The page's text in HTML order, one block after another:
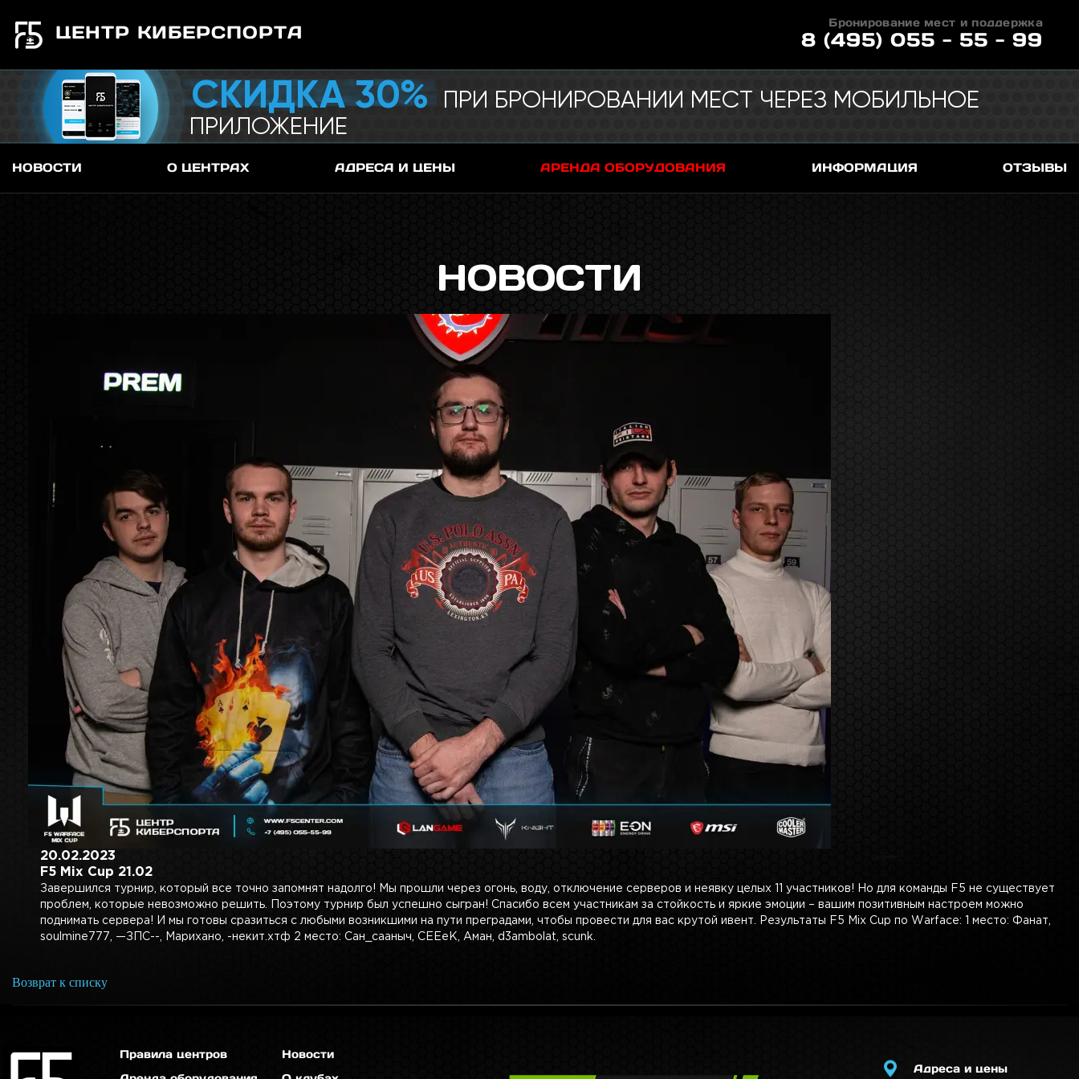
ЦЕНТР КИБЕРСПОРТА Бронирование мест и поддержка
8 (495) 055 - 55 - 99
СКИДКА 30% ПРИ БРОНИРОВАНИИ МЕСТ ЧЕРЕЗ МОБИЛЬНОЕ
ПРИЛОЖЕНИЕ
НОВОСТИ О ЦЕНТРАХ АДРЕСА И ЦЕНЫ АРЕНДА ОБОРУДОВАНИЯ ИНФОРМАЦИЯ ОТЗЫВЫ
НОВОСТИ
20.02.2023
F5 Mix Cup 21.02
Завершился турнир, который все точно запомнят надолго! Мы прошли через огонь, воду, отключение серверов и неявку целых 11 участников! Но для команды F5 не существует
проблем, которые невозможно решить. Поэтому турнир был успешно сыгран! Спасибо всем участникам за стойкость и яркие эмоции – вашим позитивным настроем можно
поднимать сервера! И мы готовы сразиться с любыми возникшими на пути преградами, чтобы провести для вас крутой ивент. Результаты F5 Mix Cup по Warface: 1 место: Фанат,
soulmine777, —ЗПС--, Марихано, -некит.хтф 2 место: Сан_сааныч, СЕЕеК, Аман, d3ambolat, scunk.
Возврат к списку
Правила центров
Новости
Адреса и цены